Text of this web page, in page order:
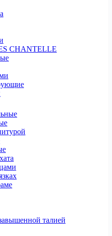
CHANTELLE
талией